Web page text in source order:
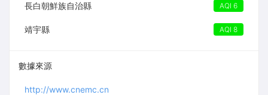
長白朝鮮族自治縣 AQI 6
靖宇縣 AQI 8
數據來源
http://www.cnemc.cn